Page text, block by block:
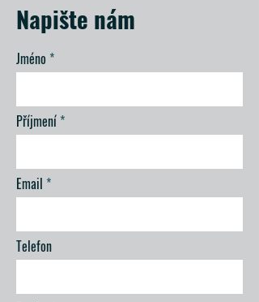
Napište nám
Jméno
Příjmení
Email
Telefon